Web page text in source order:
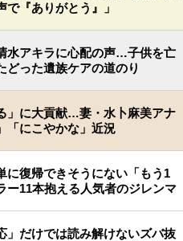
で『ありがとう』」
水アキラに心配の声…子供を亡
どった遺族ケアの道のり
」に大貢献…妻・水卜麻美アナ
「にこやかな」近況
に復帰できそうにない「もう1
11本抱える人気者のジレンマ
だけでは読み解けないズバ抜